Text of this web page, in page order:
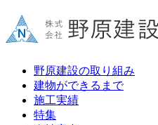
野原建設の取り組み
建物ができるまで
施工実績
特集